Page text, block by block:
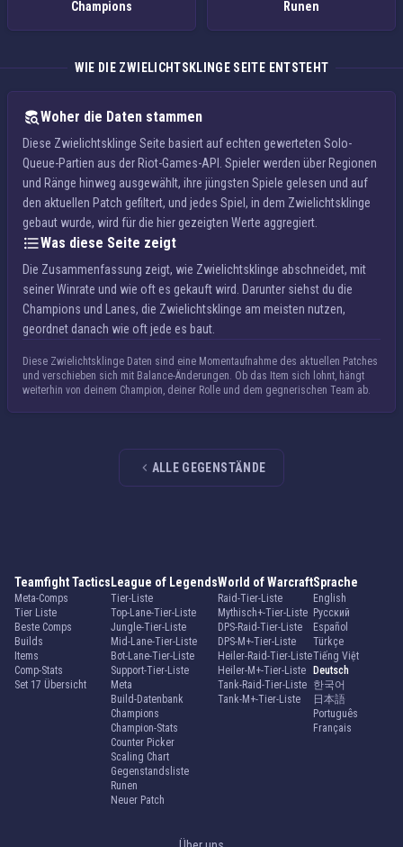
Champions Runen
WIE DIE ZWIELICHTSKLINGE SEITE ENTSTEHT
Woher die Daten stammen
Diese Zwielichtsklinge Seite basiert auf echten gewerteten Solo-
Queue-Partien aus der Riot-Games-API. Spieler werden über Regionen
und Ränge hinweg ausgewählt, ihre jüngsten Spiele gelesen und auf
den aktuellen Patch gefiltert, und jedes Spiel, in dem Zwielichtsklinge
gebaut wurde, wird für die hier gezeigten Werte aggregiert.
Was diese Seite zeigt
Die Zusammenfassung zeigt, wie Zwielichtsklinge abschneidet, mit
seiner Winrate und wie oft es gekauft wird. Darunter siehst du die
Champions und Lanes, die Zwielichtsklinge am meisten nutzen,
geordnet danach wie oft jede es baut.
Diese Zwielichtsklinge Daten sind eine Momentaufnahme des aktuellen Patches
und verschieben sich mit Balance-Änderungen. Ob das Item sich lohnt, hängt
weiterhin von deinem Champion, deiner Rolle und dem gegnerischen Team ab.
ALLE GEGENSTÄNDE
Teamfight Tactics
Meta-Comps
Tier Liste
Beste Comps
Builds
Items
Comp-Stats
Set 17 Übersicht
League of Legends
Tier-Liste
Top-Lane-Tier-Liste
Jungle-Tier-Liste
Mid-Lane-Tier-Liste
Bot-Lane-Tier-Liste
Support-Tier-Liste
Meta
Build-Datenbank
Champions
Champion-Stats
Counter Picker
Scaling Chart
Gegenstandsliste
Runen
Neuer Patch
World of Warcraft
Raid-Tier-Liste
Mythisch+-Tier-Liste
DPS-Raid-Tier-Liste
DPS-M+-Tier-Liste
Heiler-Raid-Tier-Liste
Heiler-M+-Tier-Liste
Tank-Raid-Tier-Liste
Tank-M+-Tier-Liste
Sprache
English
Русский
Español
Türkçe
Tiếng Việt
Deutsch
한국어
日本語
Português
Français